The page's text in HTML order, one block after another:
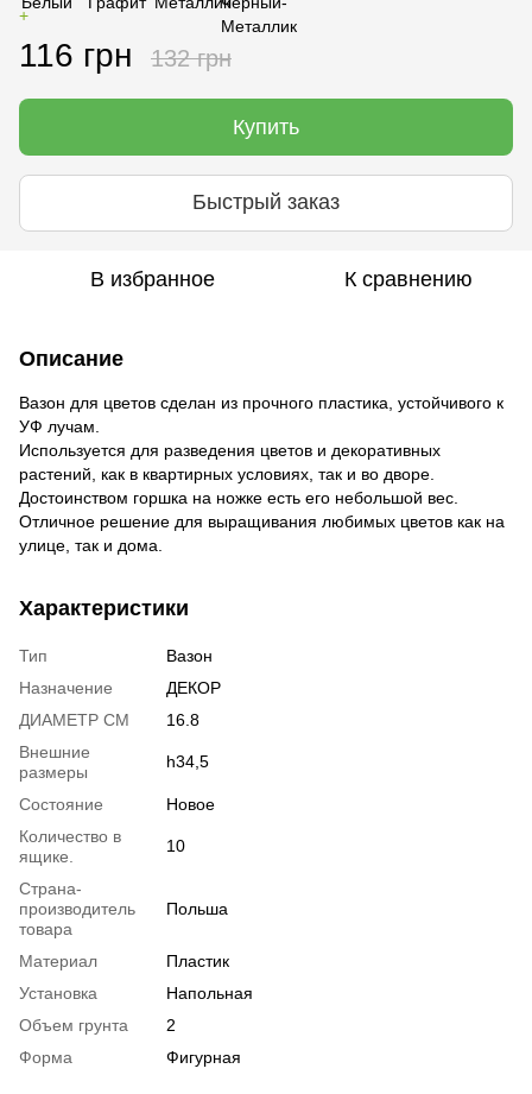
+
116 грн 132 грн
Купить
Быстрый заказ
В избранное К сравнению
Описание
Вазон для цветов сделан из прочного пластика, устойчивого к
УФ лучам.
Используется для разведения цветов и декоративных
растений, как в квартирных условиях, так и во дворе.
Достоинством горшка на ножке есть его небольшой вес.
Отличное решение для выращивания любимых цветов как на
улице, так и дома.
Характеристики
Тип
Вазон
Назначение
ДЕКОР
ДИАМЕТР СМ
16.8
Внешние
размеры
h34,5
Состояние
Новое
Количество в
ящике.
10
Страна-
производитель
товара
Польша
Материал
Пластик
Установка
Напольная
Объем грунта
2
Форма
Фигурная